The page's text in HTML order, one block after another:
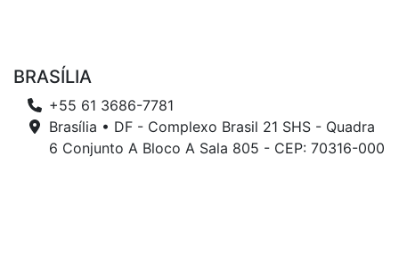
BRASÍLIA
+55 61 3686-7781
Brasília • DF - Complexo Brasil 21 SHS - Quadra
6 Conjunto A Bloco A Sala 805 - CEP: 70316-000